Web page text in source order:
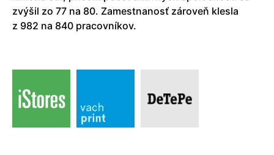
zvýšil zo 77 na 80. Zamestnanosť zároveň klesla
z 982 na 840 pracovníkov.